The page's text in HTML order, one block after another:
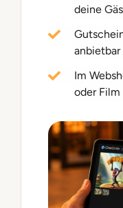
deine
anbietbar
Im
oder